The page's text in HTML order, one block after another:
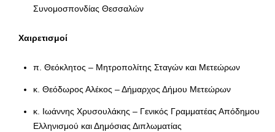
Συνομοσπονδίας Θεσσαλών
Χαιρετισμοί
π. Θεόκλητος – Μητροπολίτης Σταγών και Μετεώρων
κ. Θεόδωρος Αλέκος – Δήμαρχος Δήμου Μετεώρων
κ. Ιωάννης Χρυσουλάκης – Γενικός Γραμματέας Απόδημου
Ελληνισμού και Δημόσιας Διπλωματίας